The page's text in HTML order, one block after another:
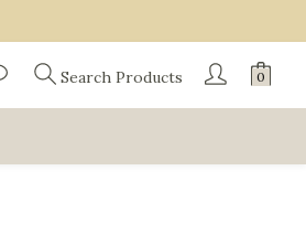
Search Products